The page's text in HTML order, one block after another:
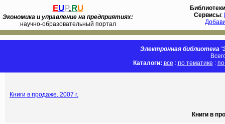
EUP.RU
Экономика и управление на предприятиях:
научно-образовательный портал
Библиотеки
Сервисы:
Электронная библиотека
Каталоги: все : по тематике :
Книги в продаже, 2007 г.
Книги в